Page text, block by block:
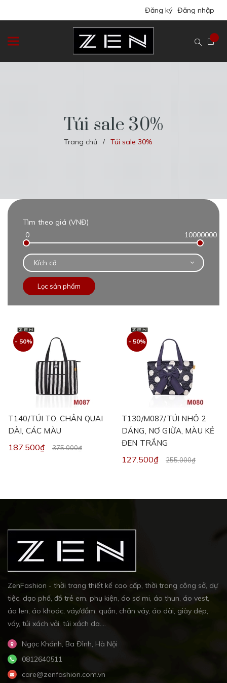
Đăng ký Đăng nhập
Túi sale 30%
Trang chủ / Túi sale 30%
Tìm theo giá (VNĐ)
Kích cỡ
Lọc sản phẩm
- 50%
T140/TÚI TO, CHÂN QUAI
DÀI, CÁC MÀU
187.500₫ 375.000₫
- 50%
T130/M087/TÚI NHỎ 2
DÁNG, NƠ GIỮA, MÀU KẺ
ĐEN TRẮNG
127.500₫ 255.000₫
ZenFashion - thời trang thiết kế cao cấp, thời trang công sở, dự
tiệc, dạo phố, đồ trẻ em, phụ kiện, áo sơ mi, áo thun, áo vest,
áo len, áo khoác, váy/đầm, quần, chân váy, áo dài, giày dép,
váy, túi xách vải, túi xách da....
Ngọc Khánh, Ba Đình, Hà Nội
0812640511
care@zenfashion.com.vn